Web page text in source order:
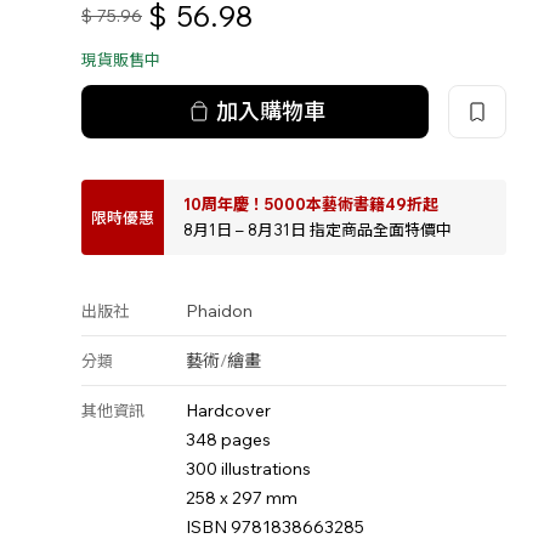
$ 75.96 $ 56.98
現貨販售中
加入購物車
限時優惠
10周年慶！5000本藝術書籍49折起
8月1日 – 8月31日 指定商品全面特價中
出版社 Phaidon
分類 藝術/繪畫
其他資訊
Hardcover
348 pages
300 illustrations
258 x 297 mm
ISBN 9781838663285